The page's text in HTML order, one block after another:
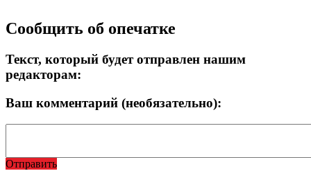
Сообщить об опечатке
Текст, который будет отправлен нашим
редакторам:
Ваш комментарий (необязательно):
Отправить